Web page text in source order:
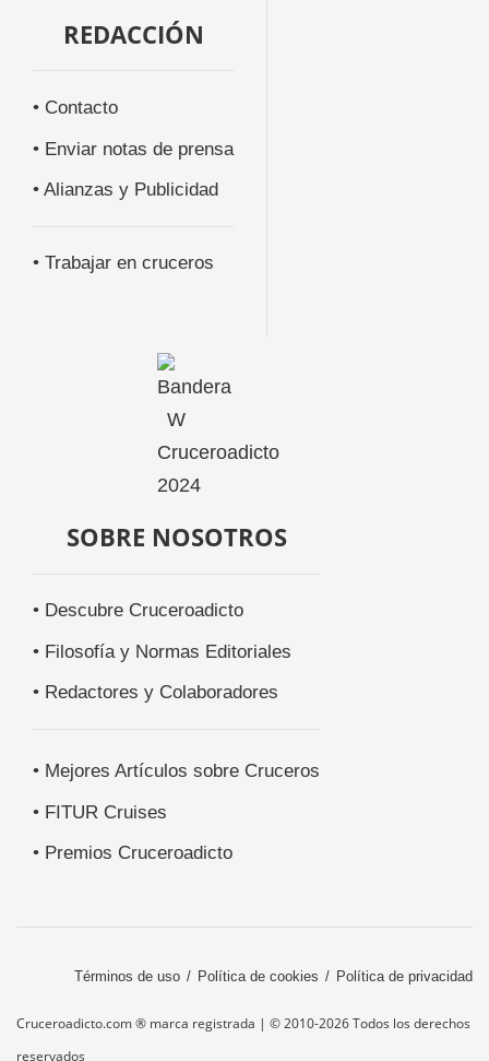
REDACCIÓN
• Contacto
• Enviar notas de prensa
• Alianzas y Publicidad
• Trabajar en cruceros
SOBRE NOSOTROS
• Descubre Cruceroadicto
• Filosofía y Normas Editoriales
• Redactores y Colaboradores
• Mejores Artículos sobre Cruceros
• FITUR Cruises
• Premios Cruceroadicto
Términos de uso Política de cookies Política de privacidad
Cruceroadicto.com ® marca registrada | © 2010-2026 Todos los derechos
reservados